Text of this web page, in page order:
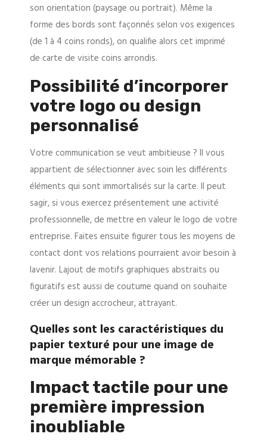
son orientation (paysage ou portrait). Même la
forme des bords sont façonnés selon vos exigences
(de 1 à 4 coins ronds), on qualifie alors cet imprimé
de carte de visite coins arrondis.
Possibilité d’incorporer
votre logo ou design
personnalisé
Votre communication se veut ambitieuse ? Il vous
appartient de sélectionner avec soin les différents
éléments qui sont immortalisés sur la carte. Il peut
sagir, si vous exercez présentement une activité
professionnelle, de mettre en valeur le logo de votre
entreprise. Faites ensuite figurer tous les moyens de
contact dont vos relations pourraient avoir besoin à
lavenir. Lajout de motifs graphiques abstraits ou
figuratifs est aussi de coutume quand on souhaite
créer un design accrocheur, attrayant.
Quelles sont les caractéristiques du
papier texturé pour une image de
marque mémorable ?
Impact tactile pour une
première impression
inoubliable